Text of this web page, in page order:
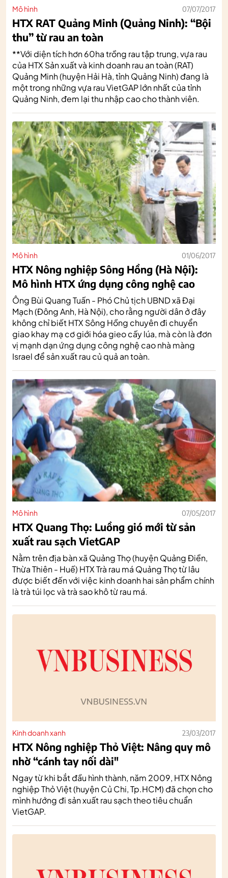
Mô hình 07/07/2017
HTX RAT Quảng Minh (Quảng Ninh): “Bội
thu” từ rau an toàn
**Với diện tích hơn 60ha trồng rau tập trung, vựa rau
của HTX Sản xuất và kinh doanh rau an toàn (RAT)
Quảng Minh (huyện Hải Hà, tỉnh Quảng Ninh) đang là
một trong những vựa rau VietGAP lớn nhất của tỉnh
Quảng Ninh, đem lại thu nhập cao cho thành viên.
Mô hình 01/06/2017
HTX Nông nghiệp Sông Hồng (Hà Nội):
Mô hình HTX ứng dụng công nghệ cao
Ông Bùi Quang Tuấn - Phó Chủ tịch UBND xã Đại
Mạch (Đông Anh, Hà Nội), cho rằng người dân ở đây
không chỉ biết HTX Sông Hồng chuyên đi chuyển
giao khay mạ cơ giới hóa gieo cấy lúa, mà còn là đơn
vị mạnh dạn ứng dụng công nghệ cao nhà màng
Israel để sản xuất rau củ quả an toàn.
Mô hình 07/05/2017
HTX Quang Thọ: Luồng gió mới từ sản
xuất rau sạch VietGAP
Nằm trên địa bàn xã Quảng Thọ (huyện Quảng Điền,
Thừa Thiên - Huế) HTX Trà rau má Quảng Thọ từ lâu
được biết đến với việc kinh doanh hai sản phẩm chính
là trà túi lọc và trà sao khô từ rau má.
Kinh doanh xanh 23/03/2017
HTX Nông nghiệp Thỏ Việt: Nâng quy mô
nhờ “cánh tay nối dài"
Ngay từ khi bắt đầu hình thành, năm 2009, HTX Nông
nghiệp Thỏ Việt (huyện Củ Chi, Tp.HCM) đã chọn cho
mình hướng đi sản xuất rau sạch theo tiêu chuẩn
VietGAP.